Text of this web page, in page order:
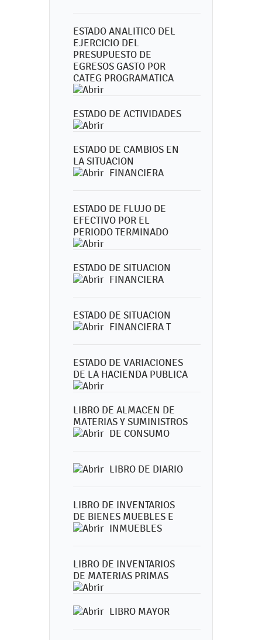
ESTADO ANALITICO DEL
EJERCICIO DEL
PRESUPUESTO DE
EGRESOS GASTO POR
CATEG PROGRAMATICA
ESTADO DE ACTIVIDADES
ESTADO DE CAMBIOS EN
LA SITUACION
FINANCIERA
ESTADO DE FLUJO DE
EFECTIVO POR EL
PERIODO TERMINADO
ESTADO DE SITUACION
FINANCIERA
ESTADO DE SITUACION
FINANCIERA T
ESTADO DE VARIACIONES
DE LA HACIENDA PUBLICA
LIBRO DE ALMACEN DE
MATERIAS Y SUMINISTROS
DE CONSUMO
LIBRO DE DIARIO
LIBRO DE INVENTARIOS
DE BIENES MUEBLES E
INMUEBLES
LIBRO DE INVENTARIOS
DE MATERIAS PRIMAS
LIBRO MAYOR